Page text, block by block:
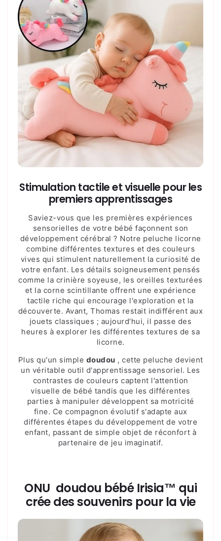
Stimulation tactile et visuelle pour les
premiers apprentissages
Saviez-vous que les premières expériences
sensorielles de votre bébé façonnent son
développement cérébral ? Notre peluche licorne
combine différentes textures et des couleurs
vives qui stimulent naturellement la curiosité de
votre enfant. Les détails soigneusement pensés
comme la crinière soyeuse, les oreilles texturées
et la corne scintillante offrent une expérience
tactile riche qui encourage l'exploration et la
découverte. Avant, Thomas restait indifférent aux
jouets classiques ; aujourd'hui, il passe des
heures à explorer les différentes textures de sa
licorne.
Plus qu'un simple doudou , cette peluche devient
un véritable outil d'apprentissage sensoriel. Les
contrastes de couleurs captent l'attention
visuelle de bébé tandis que les différentes
parties à manipuler développent sa motricité
fine. Ce compagnon évolutif s'adapte aux
différentes étapes du développement de votre
enfant, passant de simple objet de réconfort à
partenaire de jeu imaginatif.
ONU doudou bébé Irisia™ qui
crée des souvenirs pour la vie